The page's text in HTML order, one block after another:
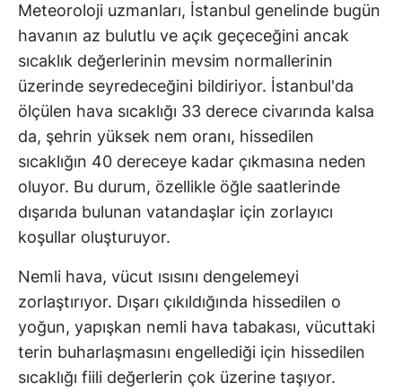
Meteoroloji uzmanları, İstanbul genelinde bugün
havanın az bulutlu ve açık geçeceğini ancak
sıcaklık değerlerinin mevsim normallerinin
üzerinde seyredeceğini bildiriyor. İstanbul'da
ölçülen hava sıcaklığı 33 derece civarında kalsa
da, şehrin yüksek nem oranı, hissedilen
sıcaklığın 40 dereceye kadar çıkmasına neden
oluyor. Bu durum, özellikle öğle saatlerinde
dışarıda bulunan vatandaşlar için zorlayıcı
koşullar oluşturuyor.
Nemli hava, vücut ısısını dengelemeyi
zorlaştırıyor. Dışarı çıkıldığında hissedilen o
yoğun, yapışkan nemli hava tabakası, vücuttaki
terin buharlaşmasını engellediği için hissedilen
sıcaklığı fiili değerlerin çok üzerine taşıyor.